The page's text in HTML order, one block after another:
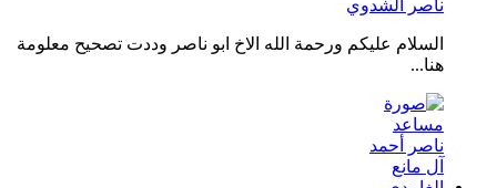
ناصر الشدوي
السلام عليكم ورحمة الله الاخ ابو ناصر وددت تصحيح معلومة
هنا...